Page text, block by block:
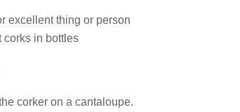
excellent thing or person
corks in bottles
corker on a cantaloupe.